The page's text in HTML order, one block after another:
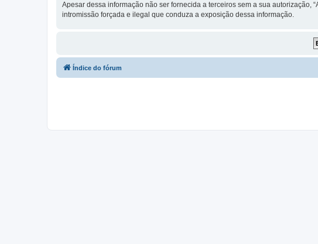
Apesar dessa informação não ser fornecida a terceiros sem a sua
intromissão forçada e ilegal que conduza a exposição dessa informação.
Índice do fórum